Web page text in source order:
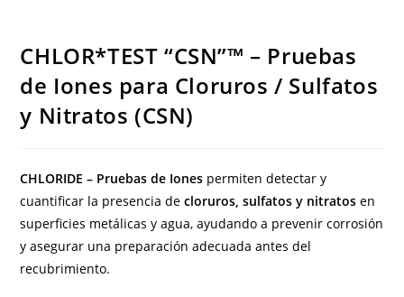
CHLOR*TEST “CSN”™ – Pruebas
de Iones para Cloruros / Sulfatos
y Nitratos (CSN)
CHLORIDE – Pruebasde Iones permitendetectary
cuantificar la presenciadecloruros,sulfatosy nitratos en
superficies metálicasyagua,ayudandoa prevenircorrosión
yasegurar una preparaciónadecuadaantesdel
recubrimiento.